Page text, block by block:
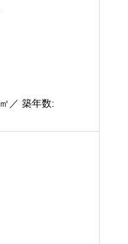
㎡ ／ 築年数: